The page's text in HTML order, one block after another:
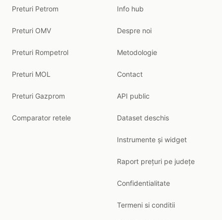
Preturi Petrom
Preturi OMV
Preturi Rompetrol
Preturi MOL
Preturi Gazprom
Comparator retele
Info hub
Despre noi
Metodologie
Contact
API public
Dataset deschis
Instrumente și widget
Raport prețuri pe județe
Confidentialitate
Termeni si conditii